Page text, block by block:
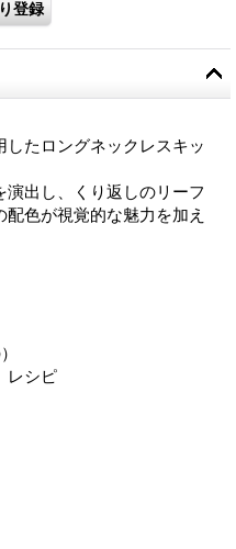
たロングネックレスキッ
出し、くり返しのリーフ
色が視覚的な魅力を加え
レシピ